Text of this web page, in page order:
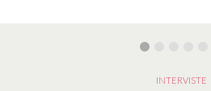
INTERVISTE